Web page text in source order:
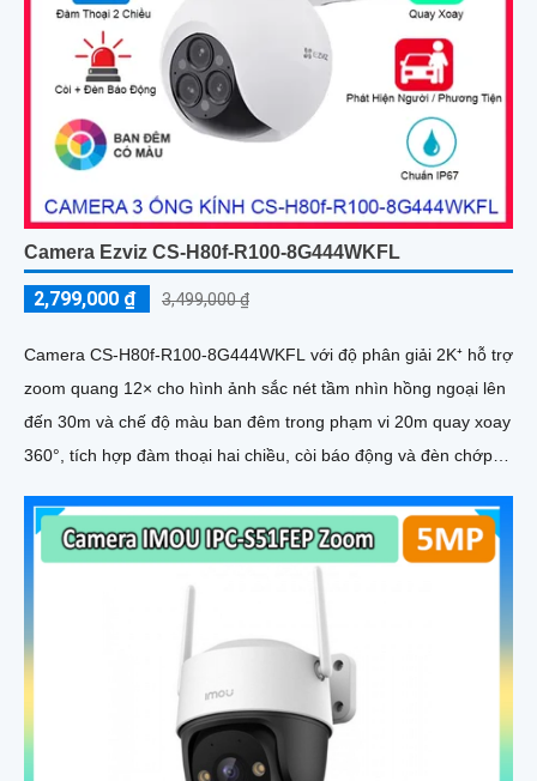
Camera Ezviz CS-H80f-R100-8G444WKFL
2,799,000 ₫ 3,499,000 ₫
Camera CS-H80f-R100-8G444WKFL với độ phân giải 2K⁺ hỗ trợ
zoom quang 12× cho hình ảnh sắc nét tầm nhìn hồng ngoại lên
đến 30m và chế độ màu ban đêm trong phạm vi 20m quay xoay
360°, tích hợp đàm thoại hai chiều, còi báo động và đèn chớp,
năng chống bụi, nước, đảm bảo hoạt động ổn định trong mọi
điều kiện thời tiết